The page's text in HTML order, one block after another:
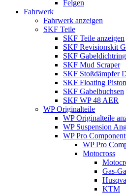
Felgen
Fahrwerk
Fahrwerk anzeigen
SKF Teile
SKF Teile anzeigen
SKF Revisionskit
SKF
SKF Mud Scraper
SKF Stoßdämpfer
SKF Floating Piston
SKF Gabelbuchsen
SKF WP 48 AER
WP Originalteile
WP Originalteile
WP Suspension
WP Pro
WP Pro
Motocross
Gas-
KTM